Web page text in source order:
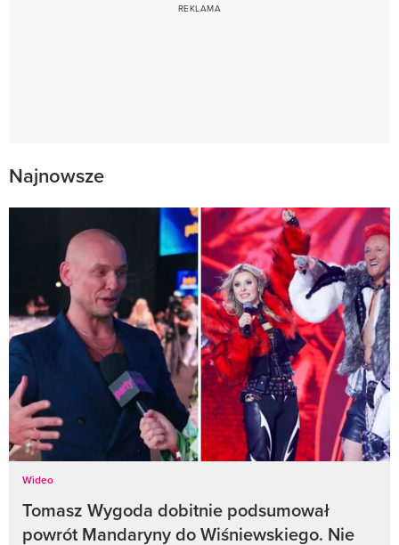
Najnowsze
Wideo
Tomasz Wygoda dobitnie podsumował
powrót Mandaryny do Wiśniewskiego. Nie